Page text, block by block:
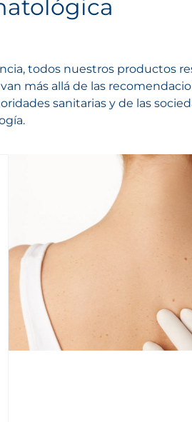
todos nuestros productos
más allá de las
sanitarias y de las